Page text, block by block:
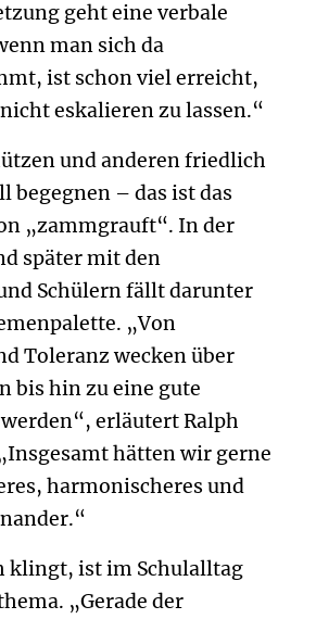
geht eine verbale
man sich da
ist schon viel erreicht,
eskalieren zu lassen.“
und anderen friedlich
begegnen – das ist das
„zammgrauft“. In der
später mit den
Schülern fällt darunter
„Von
Toleranz wecken über
bis hin zu eine gute
erläutert Ralph
hätten wir gerne
harmonischeres und
klingt, ist im Schulalltag
„Gerade der